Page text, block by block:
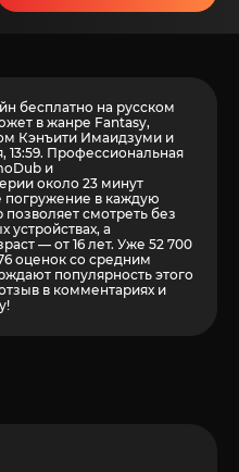
бесплатно на русском
в жанре Fantasy,
Кэнъити Имаидзуми и
13:59. Профессиональная
и
около 23 минут
погружение в каждую
смотреть без
а
— от 16 лет. Уже 52 700
оценок со средним
популярность этого
в комментариях и